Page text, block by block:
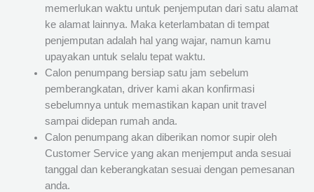
memerlukan waktu untuk penjemputan dari satu alamat
ke alamat lainnya. Maka keterlambatan di tempat
penjemputan adalah hal yang wajar, namun kamu
upayakan untuk selalu tepat waktu.
Calon penumpang bersiap satu jam sebelum
pemberangkatan, driver kami akan konfirmasi
sebelumnya untuk memastikan kapan unit travel
sampai didepan rumah anda.
Calon penumpang akan diberikan nomor supir oleh
Customer Service yang akan menjemput anda sesuai
tanggal dan keberangkatan sesuai dengan pemesanan
anda.